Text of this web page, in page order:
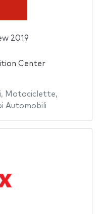
2019
Center
, Motociclette,
Automobili